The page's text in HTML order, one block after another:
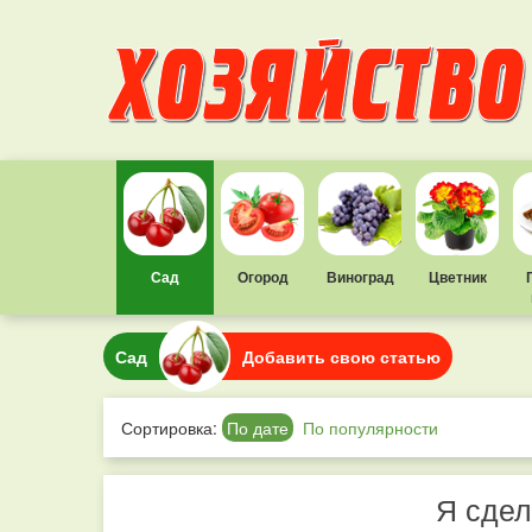
Сад Огород Виноград Цветник
Сад Добавить свою статью
Сортировка: По дате По популярности
Я